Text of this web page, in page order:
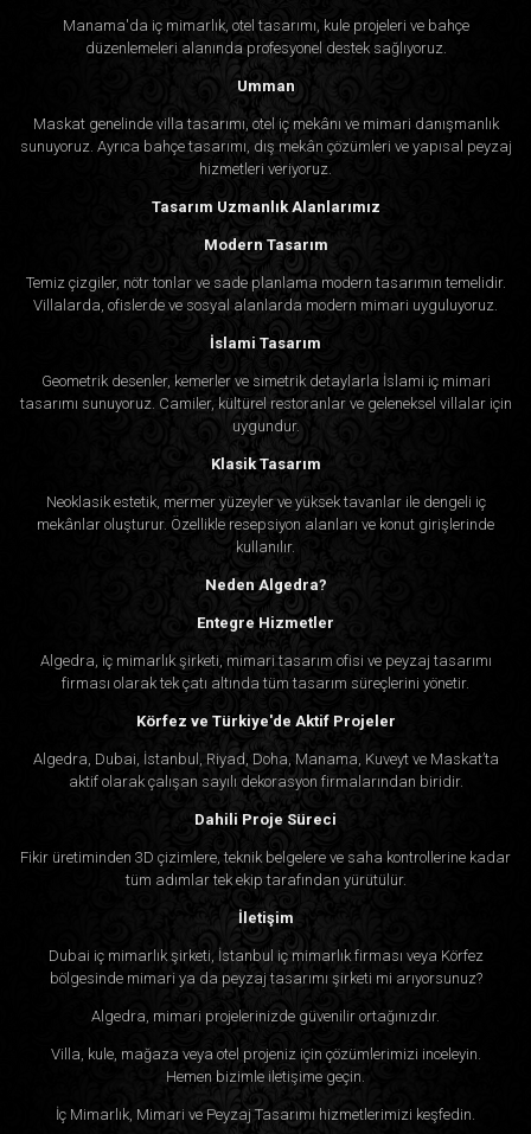
Manama'da iç mimarlık, otel tasarımı, kule projeleri ve bahçe
düzenlemeleri alanında profesyonel destek sağlıyoruz.
Umman
Maskat genelinde villa tasarımı, otel iç mekânı ve mimari danışmanlık
sunuyoruz. Ayrıca bahçe tasarımı, dış mekân çözümleri ve yapısal peyzaj
hizmetleri veriyoruz.
Tasarım Uzmanlık Alanlarımız
Modern Tasarım
Temiz çizgiler, nötr tonlar ve sade planlama modern tasarımın temelidir.
Villalarda, ofislerde ve sosyal alanlarda modern mimari uyguluyoruz.
İslami Tasarım
Geometrik desenler, kemerler ve simetrik detaylarla İslami iç mimari
tasarımı sunuyoruz. Camiler, kültürel restoranlar ve geleneksel villalar için
uygundur.
Klasik Tasarım
Neoklasik estetik, mermer yüzeyler ve yüksek tavanlar ile dengeli iç
mekânlar oluşturur. Özellikle resepsiyon alanları ve konut girişlerinde
kullanılır.
Neden Algedra?
Entegre Hizmetler
Algedra, iç mimarlık şirketi, mimari tasarım ofisi ve peyzaj tasarımı
firması olarak tek çatı altında tüm tasarım süreçlerini yönetir.
Körfez ve Türkiye'de Aktif Projeler
Algedra, Dubai, İstanbul, Riyad, Doha, Manama, Kuveyt ve Maskat’ta
aktif olarak çalışan sayılı dekorasyon firmalarından biridir.
Dahili Proje Süreci
Fikir üretiminden 3D çizimlere, teknik belgelere ve saha kontrollerine kadar
tüm adımlar tek ekip tarafından yürütülür.
İletişim
Dubai iç mimarlık şirketi, İstanbul iç mimarlık firması veya Körfez
bölgesinde mimari ya da peyzaj tasarımı şirketi mi arıyorsunuz?
Algedra, mimari projelerinizde güvenilir ortağınızdır.
Villa, kule, mağaza veya otel projeniz için çözümlerimizi inceleyin.
Hemen bizimle iletişime geçin.
İç Mimarlık, Mimari ve Peyzaj Tasarımı hizmetlerimizi keşfedin.